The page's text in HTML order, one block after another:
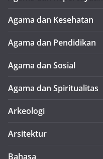
Agama dan Kesehatan
Agama dan Pendidikan
Agama dan Sosial
Agama dan Spiritualitas
Arkeologi
Arsitektur
Bahasa